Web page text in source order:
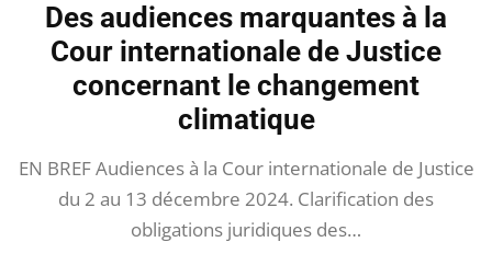
Des audiences marquantes à la
Cour internationale de Justice
concernant le changement
climatique
EN BREF Audiences à la Cour internationale de Justice
du 2 au 13 décembre 2024. Clarification des
obligations juridiques des…